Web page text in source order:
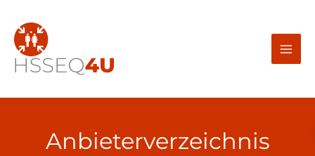
Inhalt
springen
Anbieterverzeichnis